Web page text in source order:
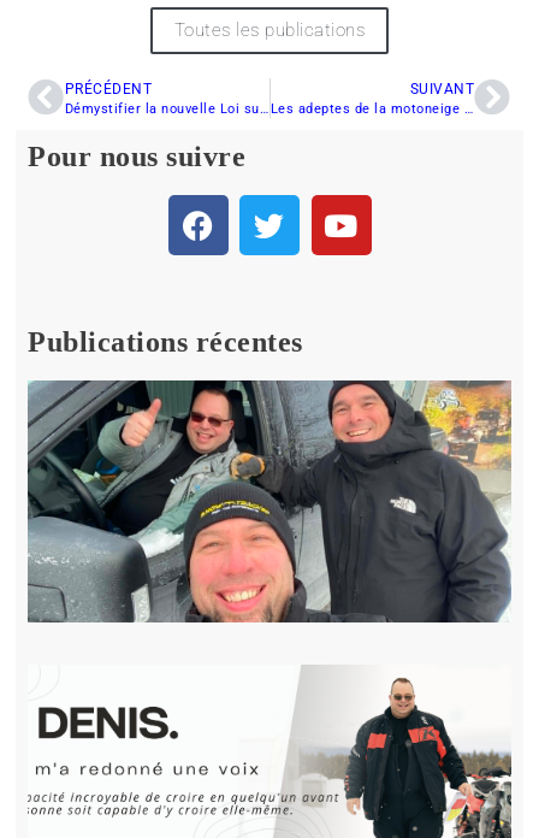
Toutes les publications
PRÉCÉDENT
Démystifier la nouvelle Loi sur les véhicules hors route
SUIVANT
Les adeptes de la motoneige : des passionnés
Pour nous suivre
Publications récentes